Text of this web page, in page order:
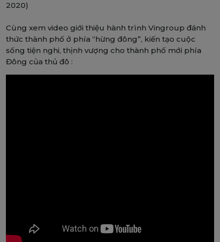
2020)
Cùng xem video giới thiệu hành trình Vingroup đánh
thức thành phố ở phía “hừng đông”, kiến tạo cuộc
sống tiện nghi, thịnh vượng cho thành phố mới phía
Đông của thủ đô :